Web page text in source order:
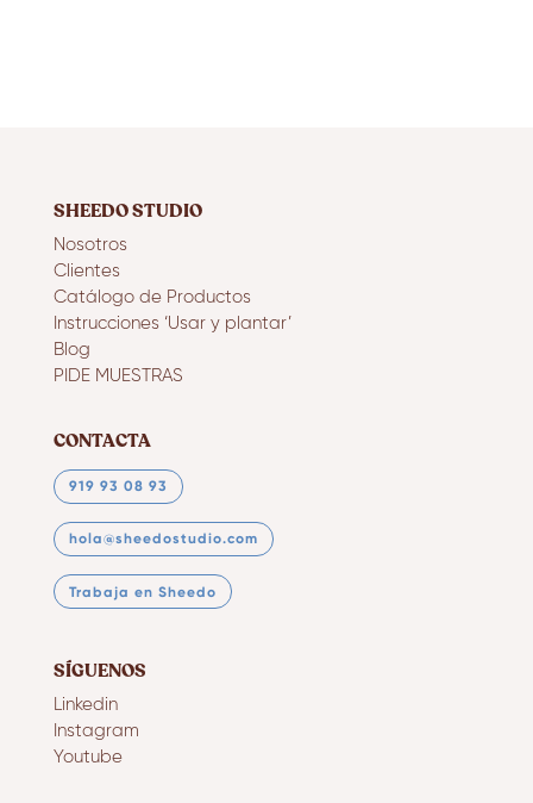
SHEEDO STUDIO
Nosotros
Clientes
Catálogo de Productos
Instrucciones ‘Usar y plantar’
Blog
PIDE MUESTRAS
CONTACTA
919 93 08 93
hola@sheedostudio.com
Trabaja en Sheedo
SÍGUENOS
Linkedin
Instagram
Youtube